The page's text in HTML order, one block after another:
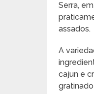
Serra,
assados.
A
cajun e